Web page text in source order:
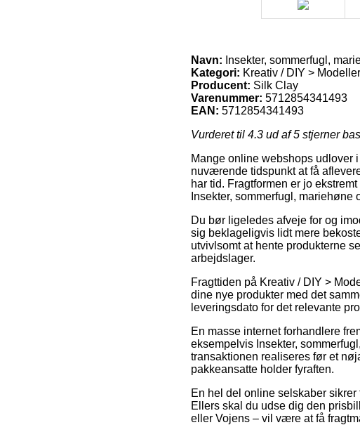
Navn: Insekter, sommerfugl,
Kategori: Kreativ / DIY >
Producent: Silk Clay
Varenummer: 5712854341493
EAN: 5712854341493
Vurderet til 4.3 ud af 5 stjerner
Mange online webshops udlover
nuværende tidspunkt at få
har tid. Fragtformen er jo
Insekter, sommerfugl, mariehøne
Du bør ligeledes afveje for og
sig beklageligvis lidt mere
utvivlsomt at hente produkterne
arbejdslager.
Fragttiden på Kreativ / DIY >
dine nye produkter med det
leveringsdato for det relevante
En masse internet forhandlere
eksempelvis Insekter,
transaktionen realiseres før et
pakkeansatte holder fyraften.
En hel del online selskaber
Ellers skal du udse dig den
eller Vojens – vil være at få